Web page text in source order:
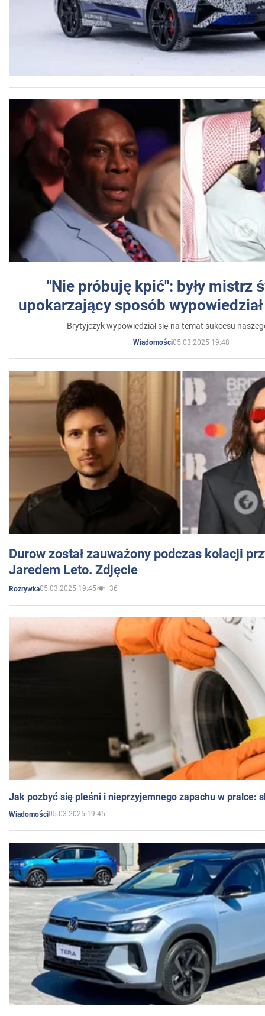
"Nie próbuję kpić": były mistrz
upokarzający sposób
Brytyjczyk wypowiedział się na temat sukcesu
Wiadomości05.03.2025 19:48
Durow został zauważony podczas kolacji
Jaredem Leto. Zdjęcie
Rozrywka05.03.2025 19:45 36
Jak pozbyć się pleśni i nieprzyjemnego zapachu w pralce:
Wiadomości05.03.2025 19:45